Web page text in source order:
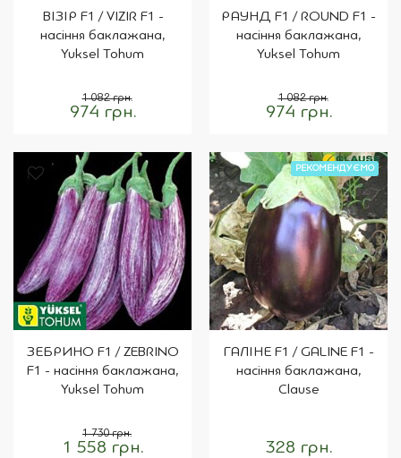
ВІЗІР F1 / VIZIR F1 -
насіння баклажана,
Yuksel Tohum
974 грн.
1 082 грн.
РАУНД F1 / ROUND F1 -
насіння баклажана,
Yuksel Tohum
974 грн.
1 082 грн.
ЗЕБРИНО F1 / ZEBRINO
F1 - насіння баклажана,
Yuksel Tohum
1 558 грн.
1 730 грн.
РЕКОМЕНДУЄМО
ГАЛІНЕ F1 / GALINE F1 -
насіння баклажана,
Clause
328 грн.